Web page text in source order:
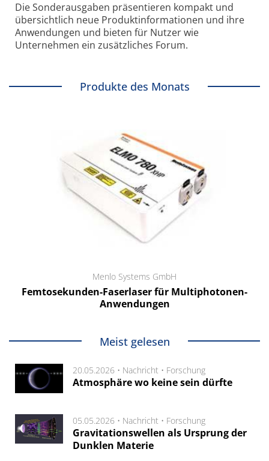
Die Sonder­ausgaben präsentieren kompakt und
übersichtlich neue Produkt­informationen und ihre
Anwendungen und bieten für Nutzer wie
Unternehmen ein zusätzliches Forum.
Produkte des Monats
Menlo Systems GmbH
Femtosekunden-Faserlaser für Multiphotonen-
Anwendungen
Meist gelesen
20.05.2026 • Nachricht • Forschung
Atmosphäre wo keine sein dürfte
05.05.2026 • Nachricht • Forschung
Gravitationswellen als Ursprung der
Dunklen Materie